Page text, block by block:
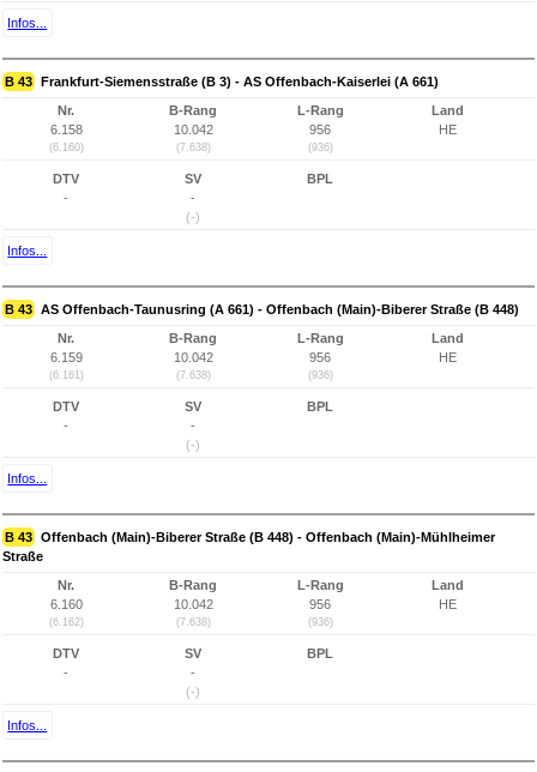
Infos...
B 43 Frankfurt-Siemensstraße (B 3) - AS Offenbach-Kaiserlei (A 661)
Nr.
6.158
(6.160)
B-Rang
10.042
(7.638)
L-Rang
956
(936)
Land
HE
DTV
-
SV
-
(-)
BPL
Infos...
B 43 AS Offenbach-Taunusring (A 661) - Offenbach (Main)-Biberer Straße (B 448)
Nr.
6.159
(6.161)
B-Rang
10.042
(7.638)
L-Rang
956
(936)
Land
HE
DTV
-
SV
-
(-)
BPL
Infos...
B 43 Offenbach (Main)-Biberer Straße (B 448) - Offenbach (Main)-Mühlheimer
Straße
Nr.
6.160
(6.162)
B-Rang
10.042
(7.638)
L-Rang
956
(936)
Land
HE
DTV
-
SV
-
(-)
BPL
Infos...